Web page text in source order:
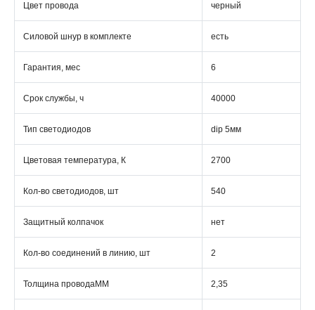
Цвет провода черный
Силовой шнур в комплекте есть
Гарантия, мес 6
Срок службы, ч 40000
Тип светодиодов dip 5мм
Цветовая температура, К 2700
Кол-во светодиодов, шт 540
Защитный колпачок нет
Кол-во соединений в линию, шт 2
Толщина проводаММ 2,35